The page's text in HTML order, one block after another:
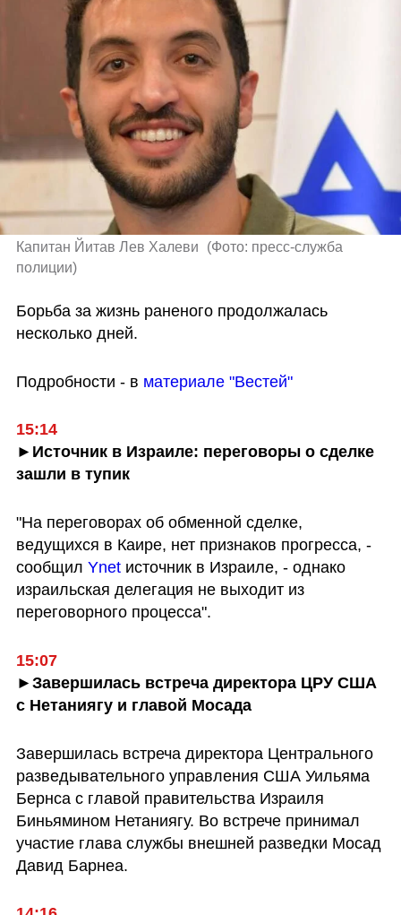
Капитан Йитав Лев Халеви (Фото: пресс-служба
полиции)
Борьба за жизнь раненого продолжалась
несколько дней.
Подробности - в материале "Вестей"
15:14
►Источник в Израиле: переговоры о сделке
зашли в тупик
"На переговорах об обменной сделке,
ведущихся в Каире, нет признаков прогресса, -
сообщил Ynet источник в Израиле, - однако
израильская делегация не выходит из
переговорного процесса".
15:07
►Завершилась встреча директора ЦРУ США
с Нетаниягу и главой Мосада
Завершилась встреча директора Центрального
разведывательного управления США Уильяма
Бернса с главой правительства Израиля
Биньямином Нетаниягу. Во встрече принимал
участие глава службы внешней разведки Мосад
Давид Барнеа.